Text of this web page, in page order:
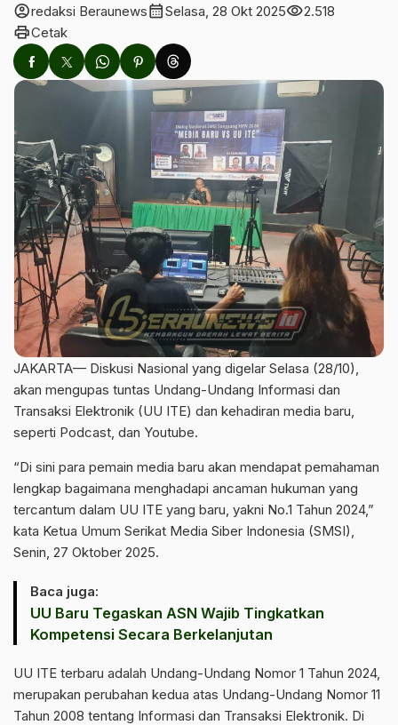
account_circleredaksi Beraunewscalendar_monthSelasa, 28 Okt 2025visibility2.518
printCetak
JAKARTA— Diskusi Nasional yang digelar Selasa (28/10),
akan mengupas tuntas Undang-Undang Informasi dan
Transaksi Elektronik (UU ITE) dan kehadiran media baru,
seperti Podcast, dan Youtube.
“Di sini para pemain media baru akan mendapat pemahaman
lengkap bagaimana menghadapi ancaman hukuman yang
tercantum dalam UU ITE yang baru, yakni No.1 Tahun 2024,”
kata Ketua Umum Serikat Media Siber Indonesia (SMSI),
Senin, 27 Oktober 2025.
Baca juga:
UU Baru Tegaskan ASN Wajib Tingkatkan
Kompetensi Secara Berkelanjutan
UU ITE terbaru adalah Undang-Undang Nomor 1 Tahun 2024,
merupakan perubahan kedua atas Undang-Undang Nomor 11
Tahun 2008 tentang Informasi dan Transaksi Elektronik. Di